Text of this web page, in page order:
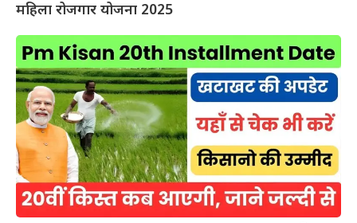
महिला रोजगार योजना 2025